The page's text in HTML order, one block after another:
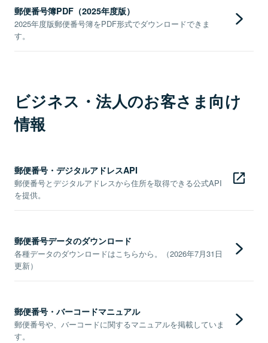
郵便番号簿PDF（2025年度版）
2025年度版郵便番号簿をPDF形式でダウンロードできま
す。
ビジネス・法人のお客さま向け
情報
郵便番号・デジタルアドレスAPI
郵便番号とデジタルアドレスから住所を取得できる公式API
を提供。
郵便番号データのダウンロード
各種データのダウンロードはこちらから。（2026年7月31日
更新）
郵便番号・バーコードマニュアル
郵便番号や、バーコードに関するマニュアルを掲載していま
す。